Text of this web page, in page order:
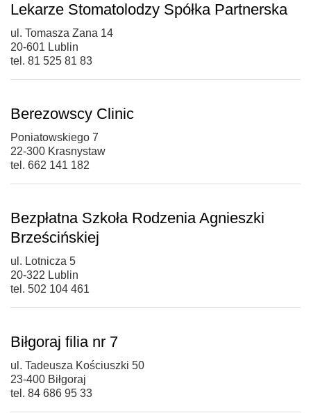
Lekarze Stomatolodzy Spółka Partnerska
ul. Tomasza Zana 14
20-601 Lublin
tel. 81 525 81 83
Berezowscy Clinic
Poniatowskiego 7
22-300 Krasnystaw
tel. 662 141 182
Bezpłatna Szkoła Rodzenia Agnieszki
Brześcińskiej
ul. Lotnicza 5
20-322 Lublin
tel. 502 104 461
Biłgoraj filia nr 7
ul. Tadeusza Kościuszki 50
23-400 Biłgoraj
tel. 84 686 95 33